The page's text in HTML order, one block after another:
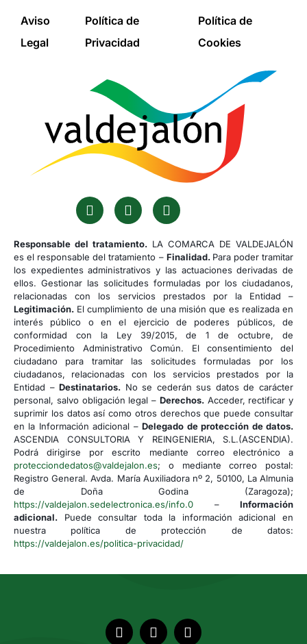
Aviso
Legal
Política de
Privacidad
Política de
Cookies
Responsable del tratamiento. LA COMARCA DE VALDEJALÓN
es el responsable del tratamiento – Finalidad. Para poder tramitar
los expedientes administrativos y las actuaciones derivadas de
ellos. Gestionar las solicitudes formuladas por los ciudadanos,
relacionadas con los servicios prestados por la Entidad –
Legitimación. El cumplimiento de una misión que es realizada en
interés público o en el ejercicio de poderes públicos, de
conformidad con la Ley 39/2015, de 1 de octubre, de
Procedimiento Administrativo Común. El consentimiento del
ciudadano para tramitar las solicitudes formuladas por los
ciudadanos, relacionadas con los servicios prestados por la
Entidad –Destinatarios. No se cederán sus datos de carácter
personal, salvo obligación legal – Derechos.Acceder, rectificar y
suprimir los datos así como otros derechos que puede consultar
en la Información adicional –Delegado de protección de datos.
ASCENDIA CONSULTORIA Y REINGENIERIA, S.L.(ASCENDIA).
Podrá dirigirse por escrito mediante correo electrónico a
protecciondedatos@valdejalon.es; o mediante correo postal:
Registro General. Avda. María Auxiliadora nº 2, 50100, La Almunia
de Doña Godina (Zaragoza);
https://valdejalon.sedelectronica.es/info.0 – Información
adicional. Puede consultar toda la información adicional en
nuestra política de protección de datos:
https://valdejalon.es/politica-privacidad/